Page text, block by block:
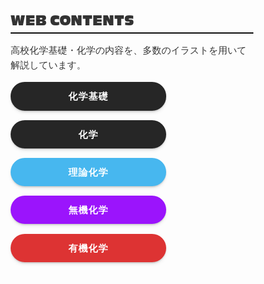
WEB CONTENTS
高校化学基礎・化学の内容を、多数のイラストを用いて
解説しています。
化学基礎
化学
理論化学
無機化学
有機化学